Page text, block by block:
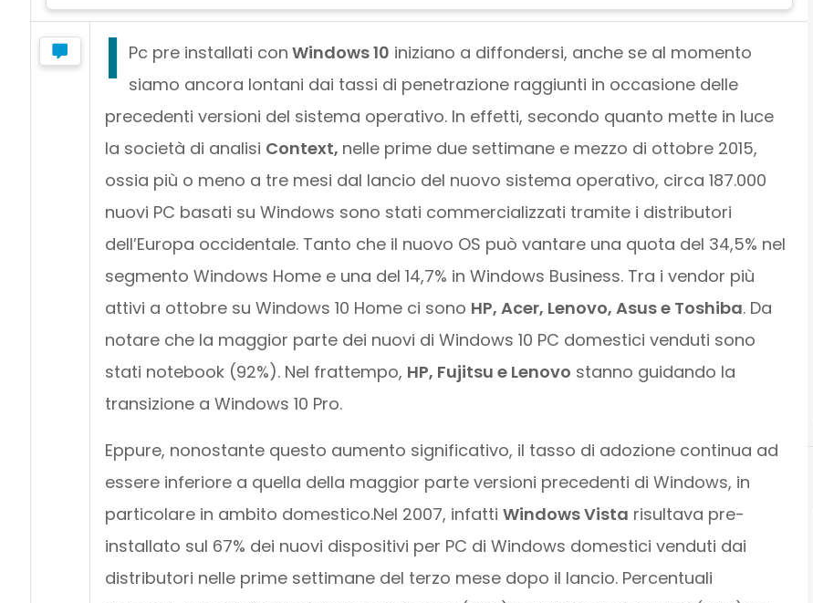
I Pc pre installati con Windows 10 iniziano a diffondersi, anche se al momento
siamo ancora lontani dai tassi di penetrazione raggiunti in occasione delle
precedenti versioni del sistema operativo. In effetti, secondo quanto mette in luce
la società di analisi Context, nelle prime due settimane e mezzo di ottobre 2015,
ossia più o meno a tre mesi dal lancio del nuovo sistema operativo, circa 187.000
nuovi PC basati su Windows sono stati commercializzati tramite i distributori
dell’Europa occidentale. Tanto che il nuovo OS può vantare una quota del 34,5% nel
segmento Windows Home e una del 14,7% in Windows Business. Tra i vendor più
attivi a ottobre su Windows 10 Home ci sono HP, Acer, Lenovo, Asus e Toshiba. Da
notare che la maggior parte dei nuovi di Windows 10 PC domestici venduti sono
stati notebook (92%). Nel frattempo, HP, Fujitsu e Lenovo stanno guidando la
transizione a Windows 10 Pro.
Eppure, nonostante questo aumento significativo, il tasso di adozione continua ad
essere inferiore a quella della maggior parte versioni precedenti di Windows, in
particolare in ambito domestico.Nel 2007, infatti Windows Vista risultava pre-
installato sul 67% dei nuovi dispositivi per PC di Windows domestici venduti dai
distributori nelle prime settimane del terzo mese dopo il lancio. Percentuali